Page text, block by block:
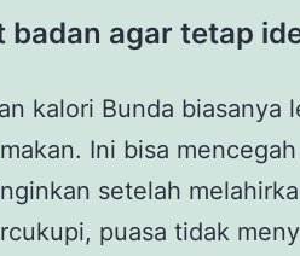
badan agar tetap
kalori Bunda biasanya
Ini bisa
setelah
puasa tidak